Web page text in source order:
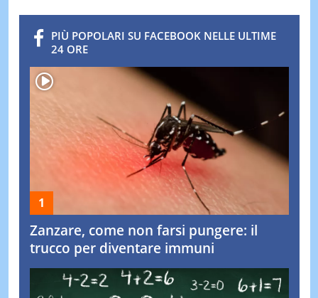
PIÙ POPOLARI SU FACEBOOK NELLE ULTIME
24 ORE
Zanzare, come non farsi pungere: il
trucco per diventare immuni